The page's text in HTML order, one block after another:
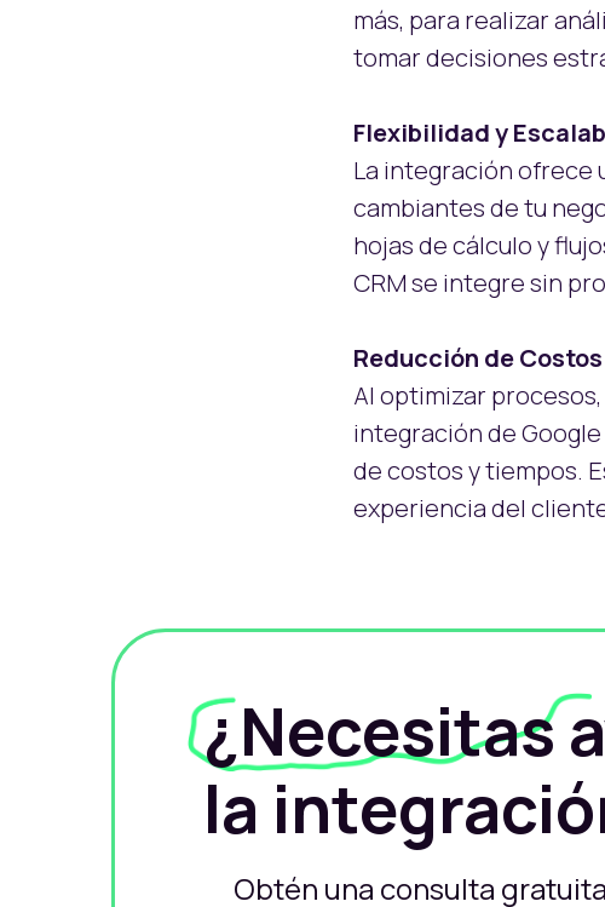
más, para realizar
tomar decisiones
Flexibilidad y
La integración ofrece
cambiantes de tu
hojas de cálculo y
CRM se integre sin
Reducción de
Al optimizar
integración de
de costos y tiempos.
experiencia del
¿Necesitas
la
Obtén una consulta